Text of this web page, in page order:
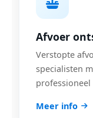
Afvoer
Verstopte
specialisten
professioneel
Meer info